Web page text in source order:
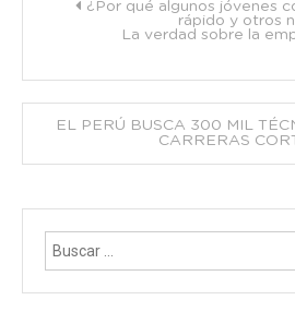
entradas
¿Por qué algunos jóvenes
rápido y otros
La verdad sobre la
EL PERÚ BUSCA 300 MIL
CARRERAS